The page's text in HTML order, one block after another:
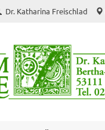
Dr. Katharina Freischlad